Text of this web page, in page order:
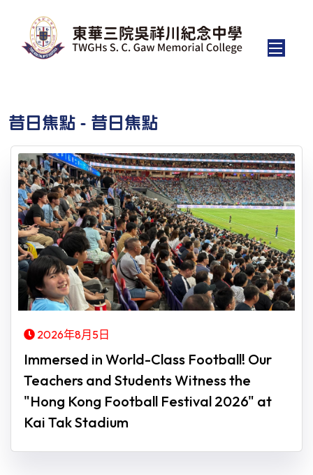
昔日焦點 - 昔日焦點
2026年8月5日
Immersed in World-Class Football! Our
Teachers and Students Witness the
"Hong Kong Football Festival 2026" at
Kai Tak Stadium